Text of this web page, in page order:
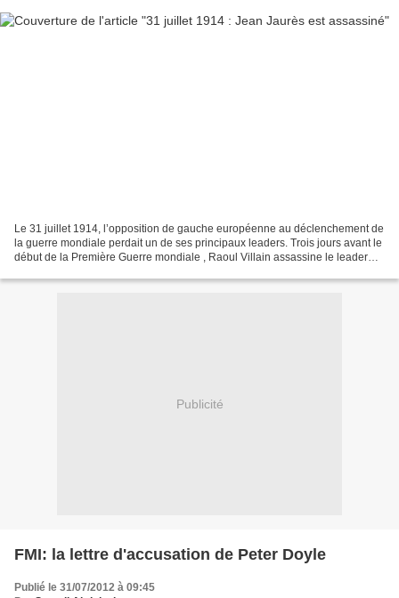
Le 31 juillet 1914, l’opposition de gauche européenne au déclenchement de
la guerre mondiale perdait un de ses principaux leaders. Trois jours avant le
début de la Première Guerre mondiale , Raoul Villain assassine le leader
Publicité
FMI: la lettre d'accusation de Peter Doyle
Publié le 31/07/2012 à 09:45